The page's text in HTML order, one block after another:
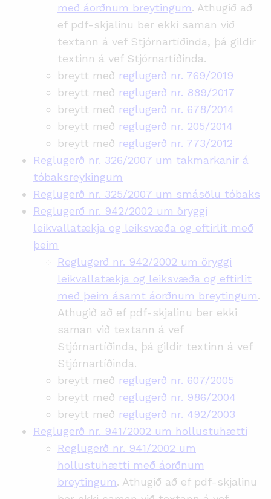
með áorðnum breytingum. Athugið að
ef pdf-skjalinu ber ekki saman við
textann á vef Stjórnartíðinda, þá gildir
textinn á vef Stjórnartíðinda.
breytt með reglugerð nr. 769/2019
breytt með reglugerð nr. 889/2017
breytt með reglugerð nr. 678/2014
breytt með reglugerð nr. 205/2014
breytt með reglugerð nr. 773/2012
Reglugerð nr. 326/2007 um takmarkanir á
tóbaksreykingum
Reglugerð nr. 325/2007 um smásölu tóbaks
Reglugerð nr. 942/2002 um öryggi
leikvallatækja og leiksvæða og eftirlit með
þeim
Reglugerð nr. 942/2002 um öryggi
leikvallatækja og leiksvæða og eftirlit
með þeim ásamt áorðnum breytingum.
Athugið að ef pdf-skjalinu ber ekki
saman við textann á vef
Stjórnartíðinda, þá gildir textinn á vef
Stjórnartíðinda.
breytt með reglugerð nr. 607/2005
breytt með reglugerð nr. 986/2004
breytt með reglugerð nr. 492/2003
Reglugerð nr. 941/2002 um hollustuhætti
Reglugerð nr. 941/2002 um
hollustuhætti með áorðnum
breytingum. Athugið að ef pdf-skjalinu